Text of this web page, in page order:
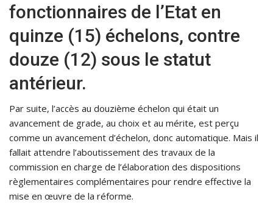
fonctionnaires de l’Etat en
quinze (15) échelons, contre
douze (12) sous le statut
antérieur.
Par suite, l’accès au douzième échelon qui était un
avancement de grade, au choix et au mérite, est perçu
comme un avancement d’échelon, donc automatique. Mais il
fallait attendre l’aboutissement des travaux de la
commission en charge de l’élaboration des dispositions
règlementaires complémentaires pour rendre effective la
mise en œuvre de la réforme.